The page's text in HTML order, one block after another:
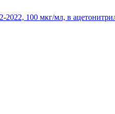
100 мкг/мл, в